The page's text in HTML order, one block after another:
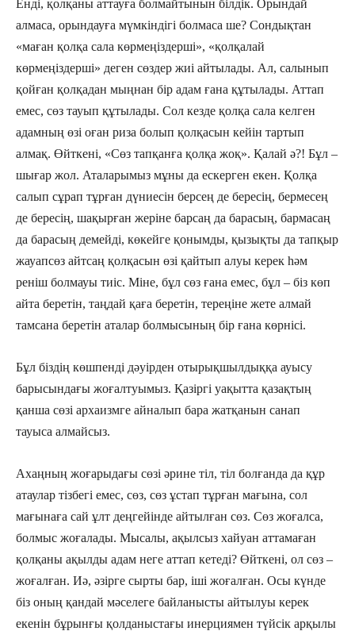
Енді, қолқаны аттауға болмайтынын білдік. Орындай
алмаса, орындауға мүмкіндігі болмаса ше? Сондықтан
«маған қолқа сала көрмеңіздерші», «қолқалай
көрмеңіздерші» деген сөздер жиі айтылады. Ал, салынып
қойған қолқадан мыңнан бір адам ғана құтылады. Аттап
емес, сөз тауып құтылады. Сол кезде қолқа сала келген
адамның өзі оған риза болып қолқасын кейін тартып
алмақ. Өйткені, «Сөз тапқанға қолқа жоқ». Қалай ә?! Бұл –
шығар жол. Аталарымыз мұны да ескерген екен. Қолқа
салып сұрап тұрған дүниесін берсең де бересің, бермесең
де бересің, шақырған жеріне барсаң да барасың, бармасаң
да барасың демейді, көкейге қонымды, қызықты да тапқыр
жауапсөз айтсаң қолқасын өзі қайтып алуы керек һәм
реніш болмауы тиіс. Міне, бұл сөз ғана емес, бұл – біз көп
айта беретін, таңдай қаға беретін, тереңіне жете алмай
тамсана беретін аталар болмысының бір ғана көрнісі.
Бұл біздің көшпенді дәуірден отырықшылдыққа ауысу
барысындағы жоғалтуымыз. Қазіргі уақытта қазақтың
қанша сөзі архаизмге айналып бара жатқанын санап
тауыса алмайсыз.
Ахаңның жоғарыдағы сөзі әрине тіл, тіл болғанда да құр
атаулар тізбегі емес, сөз, сөз ұстап тұрған мағына, сол
мағынаға сай ұлт деңгейінде айтылған сөз. Сөз жоғалса,
болмыс жоғалады. Мысалы, ақылсыз хайуан аттамаған
қолқаны ақылды адам неге аттап кетеді? Өйткені, ол сөз –
жоғалған. Иә, әзірге сырты бар, іші жоғалған. Осы күнде
біз оның қандай мәселеге байланысты айтылуы керек
екенін бұрынғы қолданыстағы инерциямен түйсік арқылы